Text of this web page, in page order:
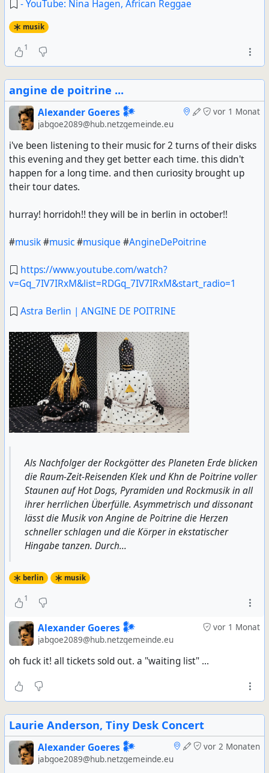
- YouTube: Nina Hagen, African Reggae
musik
1
angine de poitrine ...
vor 1 Monat
Alexander Goeres 𒀯
jabgoe2089@hub.netzgemeinde.eu
i've been listening to their music for 2 turns of their disks
this evening and they get better each time. this didn't
happen for a long time. and then curiosity brought up
their tour dates.
hurray! horridoh!! they will be in berlin in october!!
#musik#music#musique #AngineDePoitrine
https://www.youtube.com/watch?
v=Gq_7IV7IRxM&list=RDGq_7IV7IRxM&start_radio=1
Astra Berlin | ANGINE DE POITRINE
Als Nachfolger der Rockgötter des Planeten Erde blicken
die Raum-Zeit-Reisenden Klek und Khn de Poitrine voller
Staunen auf Hot Dogs, Pyramiden und Rockmusik in all
ihrer herrlichen Überfülle. Asymmetrisch und dissonant
lässt die Musik von Angine de Poitrine die Herzen
schneller schlagen und die Körper in ekstatischer
Hingabe tanzen. Durch...
berlin musik
1
vor 1 Monat
Alexander Goeres 𒀯
jabgoe2089@hub.netzgemeinde.eu
oh fuck it! all tickets sold out. a "waiting list" ...
Laurie Anderson, Tiny Desk Concert
vor 2 Monaten
Alexander Goeres 𒀯
jabgoe2089@hub.netzgemeinde.eu